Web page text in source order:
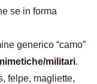
se in forma
generico “camo”
militari.
felpe, magliette,